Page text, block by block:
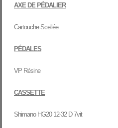
AXE DE PÉDALIER
Cartouche Scellée
PÉDALES
VP Résine
CASSETTE
Shimano HG20 12-32 D 7vit